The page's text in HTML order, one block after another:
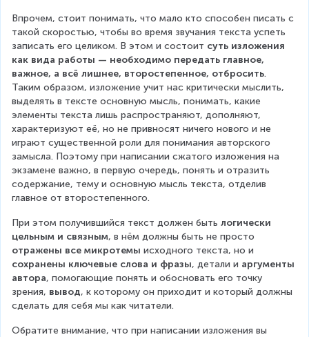
Впрочем, стоит понимать, что мало кто способен писать с
такой скоростью, чтобы во время звучания текста успеть
записать его целиком. В этом и состоит суть изложения
как вида работы — необходимо передать главное,
важное, а всё лишнее, второстепенное, отбросить.
Таким образом, изложение учит нас критически мыслить,
выделять в тексте основную мысль, понимать, какие
элементы текста лишь распространяют, дополняют,
характеризуют её, но не привносят ничего нового и не
играют существенной роли для понимания авторского
замысла. Поэтому при написании сжатого изложения на
экзамене важно, в первую очередь, понять и отразить
содержание, тему и основную мысль текста, отделив
главное от второстепенного.
При этом получившийся текст должен быть логически
цельным и связным, в нём должны быть не просто
отражены все микротемы исходного текста, но и
сохранены ключевые слова и фразы, детали и аргументы
автора, помогающие понять и обосновать его точку
зрения, вывод, к которому он приходит и который должны
сделать для себя мы как читатели.
Обратите внимание, что при написании изложения вы